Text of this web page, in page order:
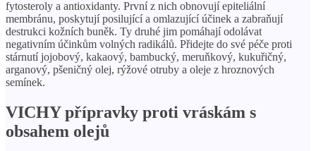
fytosteroly a antioxidanty. První z nich obnovují epiteliální
membránu, poskytují posilující a omlazující účinek a zabraňují
destrukci kožních buněk. Ty druhé jim pomáhají odolávat
negativním účinkům volných radikálů. Přidejte do své péče proti
stárnutí jojobový, kakaový, bambucký, meruňkový, kukuřičný,
arganový, pšeničný olej, rýžové otruby a oleje z hroznových
semínek.
VICHY přípravky proti vráskám s
obsahem olejů